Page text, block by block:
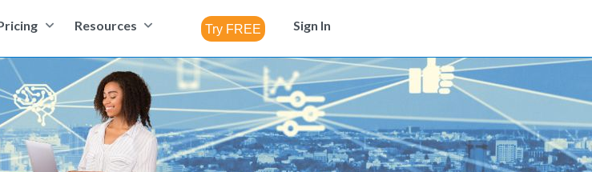
Resources Sign In